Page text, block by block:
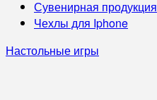
Сувенирная продукция
Чехлы для Iphone
Настольные игры